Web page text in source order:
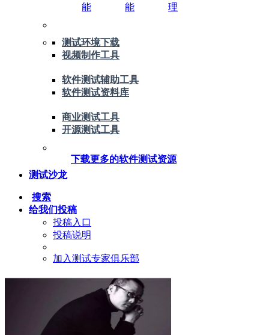
能
能
理
测试环境下载
视频制作工具
软件测试辅助工具
软件测试资料库
商业测试工具
开源测试工具
下载更多的软件测试资源
测试沙龙
搜索
给我们投稿
投稿入口
投稿说明
加入测试专家俱乐部